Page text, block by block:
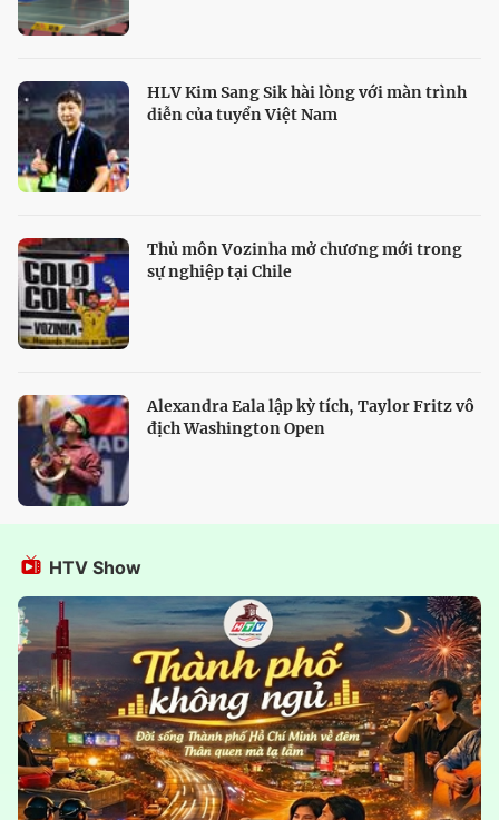
HLV Kim Sang Sik hài lòng với màn trình
diễn của tuyển Việt Nam
Thủ môn Vozinha mở chương mới trong
sự nghiệp tại Chile
Alexandra Eala lập kỳ tích, Taylor Fritz vô
địch Washington Open
HTV Show